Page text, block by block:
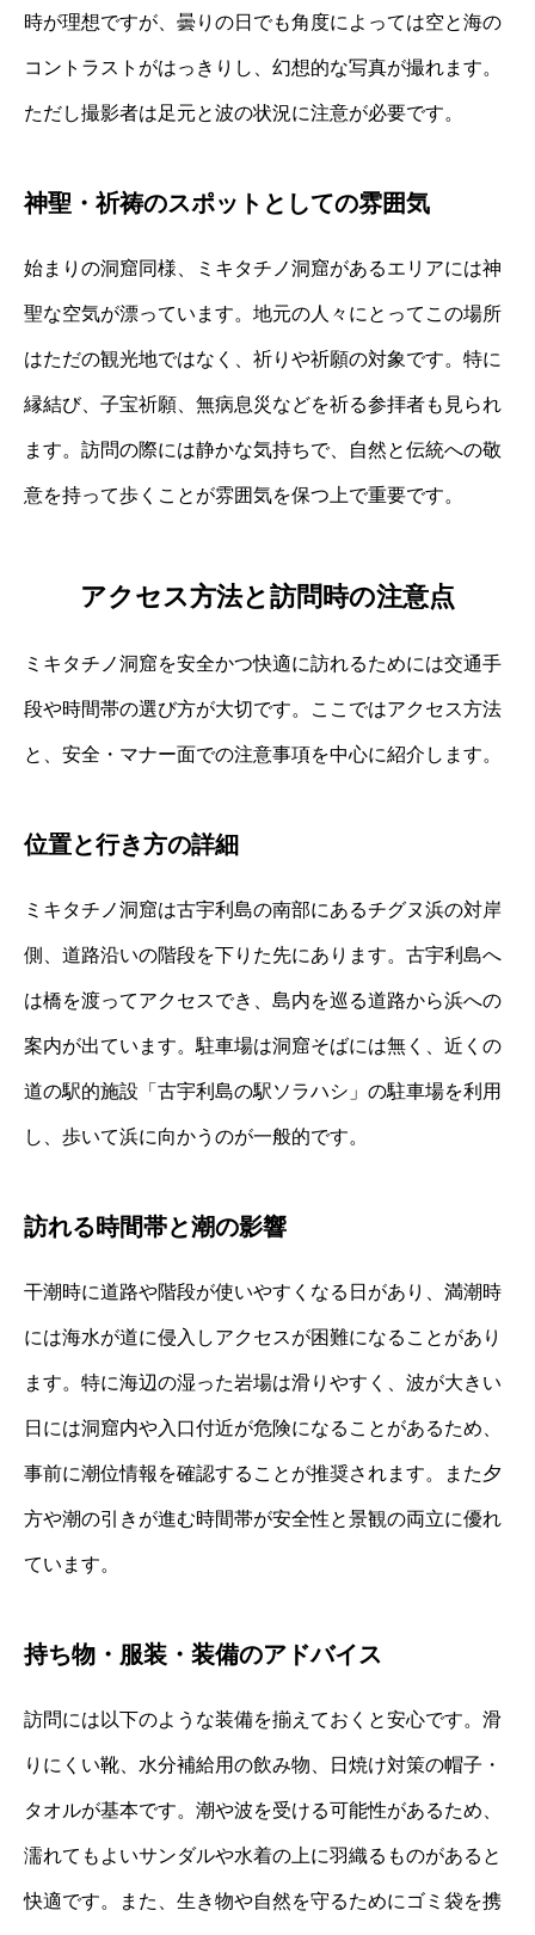
時が理想ですが、曇りの日でも角度によっては空と海の
コントラストがはっきりし、幻想的な写真が撮れます。
ただし撮影者は足元と波の状況に注意が必要です。
神聖・祈祷のスポットとしての雰囲気
始まりの洞窟同様、ミキタチノ洞窟があるエリアには神
聖な空気が漂っています。地元の人々にとってこの場所
はただの観光地ではなく、祈りや祈願の対象です。特に
縁結び、子宝祈願、無病息災などを祈る参拝者も見られ
ます。訪問の際には静かな気持ちで、自然と伝統への敬
意を持って歩くことが雰囲気を保つ上で重要です。
アクセス方法と訪問時の注意点
ミキタチノ洞窟を安全かつ快適に訪れるためには交通手
段や時間帯の選び方が大切です。ここではアクセス方法
と、安全・マナー面での注意事項を中心に紹介します。
位置と行き方の詳細
ミキタチノ洞窟は古宇利島の南部にあるチグヌ浜の対岸
側、道路沿いの階段を下りた先にあります。古宇利島へ
は橋を渡ってアクセスでき、島内を巡る道路から浜への
案内が出ています。駐車場は洞窟そばには無く、近くの
道の駅的施設「古宇利島の駅ソラハシ」の駐車場を利用
し、歩いて浜に向かうのが一般的です。
訪れる時間帯と潮の影響
干潮時に道路や階段が使いやすくなる日があり、満潮時
には海水が道に侵入しアクセスが困難になることがあり
ます。特に海辺の湿った岩場は滑りやすく、波が大きい
日には洞窟内や入口付近が危険になることがあるため、
事前に潮位情報を確認することが推奨されます。また夕
方や潮の引きが進む時間帯が安全性と景観の両立に優れ
ています。
持ち物・服装・装備のアドバイス
訪問には以下のような装備を揃えておくと安心です。滑
りにくい靴、水分補給用の飲み物、日焼け対策の帽子・
タオルが基本です。潮や波を受ける可能性があるため、
濡れてもよいサンダルや水着の上に羽織るものがあると
快適です。また、生き物や自然を守るためにゴミ袋を携